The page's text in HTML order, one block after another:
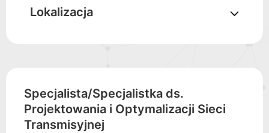
Lokalizacja
Specjalista/Specjalistka ds.
Projektowania i Optymalizacji Sieci
Transmisyjnej